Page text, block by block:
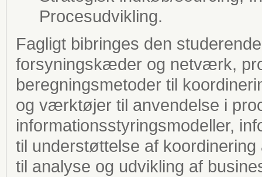
Procesudvikling.
Fagligt bibringes den
forsyningskæder og netværk,
beregningsmetoder til
og værktøjer til anvendelse i
informationsstyringsmodeller,
til understøttelse af
til analyse og udvikling af